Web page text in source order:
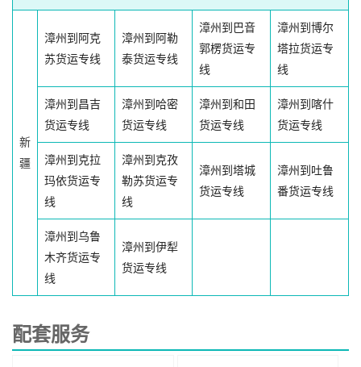
新
疆
漳州到阿克
苏货运专线
漳州到阿勒
泰货运专线
漳州到巴音
郭楞货运专
线
漳州到博尔
塔拉货运专
线
漳州到昌吉
货运专线
漳州到哈密
货运专线
漳州到和田
货运专线
漳州到喀什
货运专线
漳州到克拉
玛依货运专
线
漳州到克孜
勒苏货运专
线
漳州到塔城
货运专线
漳州到吐鲁
番货运专线
漳州到乌鲁
木齐货运专
线
漳州到伊犁
货运专线
配套服务